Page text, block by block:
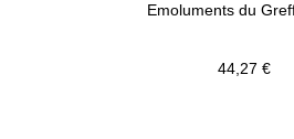
Emoluments du
44,27 €